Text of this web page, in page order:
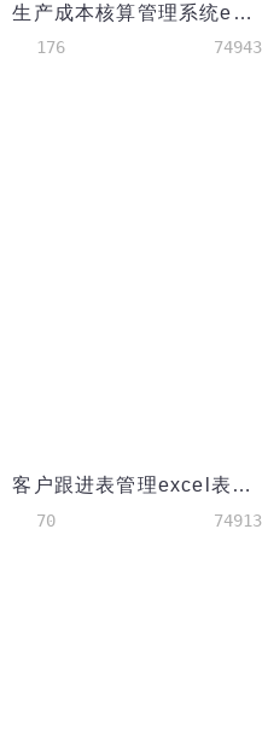
生产成本核算管理系统excel模板
176 74943
客户跟进表管理excel表格模板
70 74913